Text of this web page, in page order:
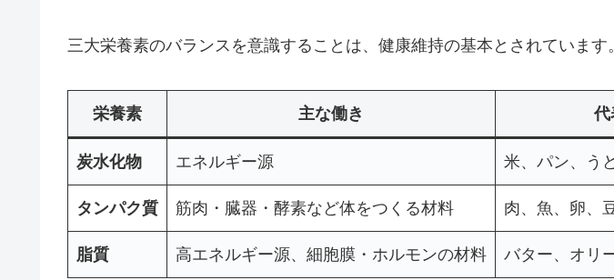
三大栄養素のバランスを意識することは、健康維持の基本とされています。
栄養素 主な働き 代
炭水化物 エネルギー源 米、パン、う
タンパク質 筋肉・臓器・酵素など体をつくる材料 肉、魚、卵、
脂質 高エネルギー源、細胞膜・ホルモンの材料 バター、オリ